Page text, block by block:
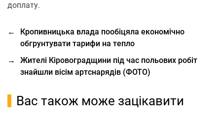
доплату.
←
Кропивницька влада пообіцяла економічно
обгрунтувати тарифи на тепло
→
Жителі Кіровоградщини під час польових робіт
знайшли вісім артснарядів (ФОТО)
Вас також може зацікавити